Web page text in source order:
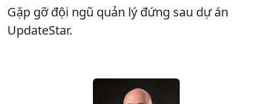
Gặp gỡ đội ngũ quản lý đứng sau dự án
UpdateStar.